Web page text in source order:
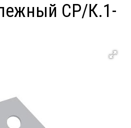
СР/К.1-